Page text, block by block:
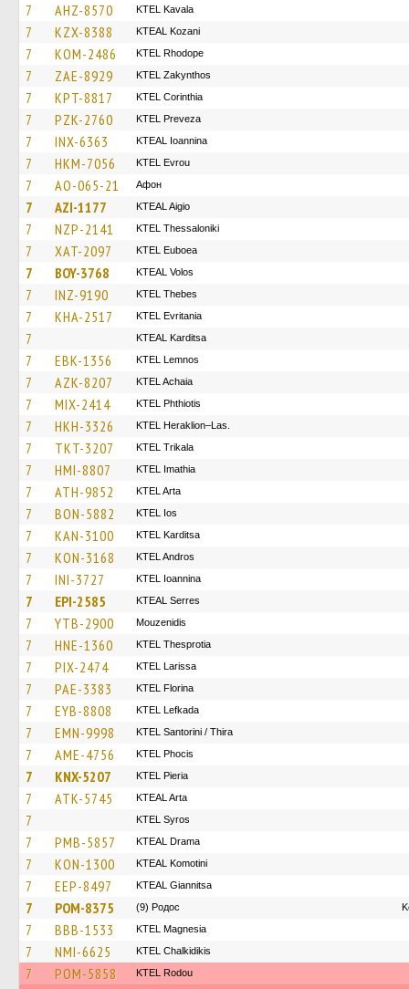
7 AHZ-8570 KTEL Kavala
7 KZX-8388 KTEAL Kozani
7 KOM-2486 KTEL Rhodope
7 ZAE-8929 KTEL Zakynthos
7 KPT-8817 KTEL Corinthia
7 PZK-2760 KTEL Preveza
7 INX-6363 KTEAL Ioannina
7 HKM-7056 KTEL Evrou
7 AO-065-21 Афон
7 AZI-1177 KTEAL Aigio
7 NZP-2141 KTEL Thessaloniki
7 XAT-2097 ΚΤΕL Euboea
7 BOY-3768 KTEAL Volos
7 INZ-9190 KTEL Thebes
7 KHA-2517 ΚΤΕL Evritania
7 KTEAL Karditsa
7 EBK-1356 KTEL Lemnos
7 AZK-8207 KTEL Achaia
7 MIX-2414 ΚΤΕL Phthiotis
7 HKH-3326 KTEL Heraklion–Las.
7 TKT-3207 ΚΤΕL Τrikala
7 HMI-8807 KTEL Imathia
7 ATH-9852 KTEL Arta
7 BON-5882 KTEL Ios
7 KAN-3100 ΚΤΕL Karditsa
7 KON-3168 KTEL Andros
7 INI-3727 KTEL Ioannina
7 EPI-2585 KTEAL Serres
7 YTB-2900 Mouzenidis
7 HNE-1360 KTEL Thesprotia
7 PIX-2474 KTEL Larissa
7 PAE-3383 KTEL Florina
7 EYB-8808 KTEL Lefkada
7 EMN-9998 KTEL Santorini / Thira
7 AME-4756 ΚΤΕL Phocis
7 KNX-5207 KTEL Pieria
7 ATK-5745 KTEAL Arta
7 KTEL Syros
7 PMB-5857 KTEAL Drama
7 KON-1300 KTEAL Komotini
7 EEP-8497 KTEAL Giannitsa
7 POM-8375 (9) Родос
7 BBB-1533 ΚΤΕL Magnesia
7 NMI-6625 ΚΤΕL Chalkidikis
7 POM-5858 ΚΤΕL Rodou